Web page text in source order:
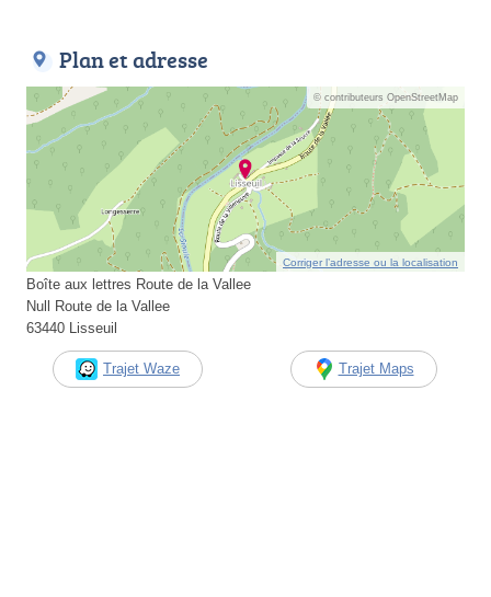
Plan et adresse
© contributeurs OpenStreetMap
Corriger l’adresse ou la localisation
Boîte aux lettres Route de la Vallee
Null Route de la Vallee
63440 Lisseuil
Trajet Waze Trajet Maps